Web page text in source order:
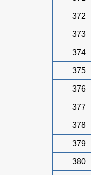
372
373
374
375
376
377
378
379
380